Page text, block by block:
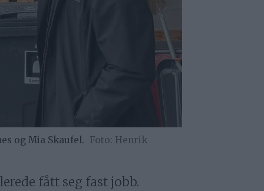
og Mia Skaufel.
Henrik
fått seg fast jobb.